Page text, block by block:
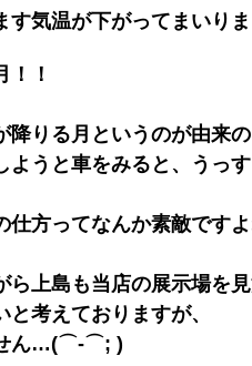
す気温が下がってまいりま
！！
りる月というのが由来の
うと車をみると、うっ
仕方ってなんか素敵です
上島も当店の展示場を見
考えておりますが、
せん…(⌒-⌒; )